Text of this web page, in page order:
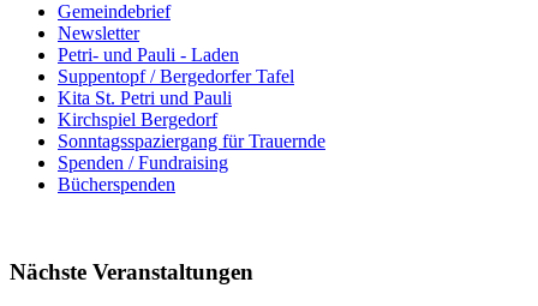
Gemeindebrief
Newsletter
Petri- und Pauli - Laden
Suppentopf / Bergedorfer Tafel
Kita St. Petri und Pauli
Kirchspiel Bergedorf
Sonntagsspaziergang für Trauernde
Spenden / Fundraising
Bücherspenden
Nächste Veranstaltungen